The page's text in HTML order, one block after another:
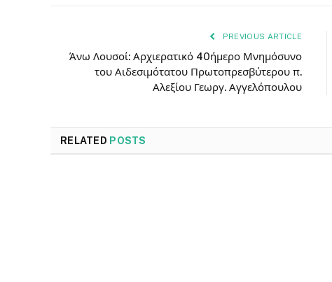
PREVIOUS ARTICLE
Άνω Λουσοί: Αρχιερατικό 40ήμερο Μνημόσυνο
του Αιδεσιμότατου Πρωτοπρεσβύτερου π.
Αλεξίου Γεωργ. Αγγελόπουλου
RELATED POSTS